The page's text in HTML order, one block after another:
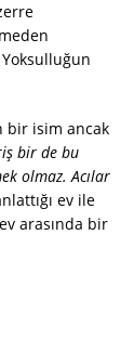
bir isim ancak
bir de bu
olmaz. Acılar
ev ile
arasında bir